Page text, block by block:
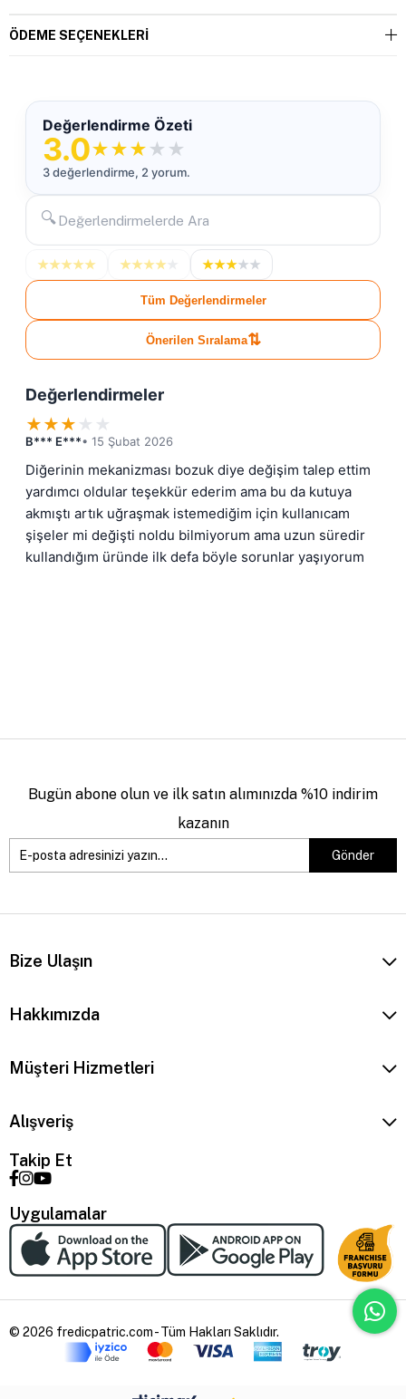
ÖDEME SEÇENEKLERI
Değerlendirme Özeti
3.0★★★ ★ ★
3 değerlendirme, 2 yorum.
🔍
★★★★★ ★★★★ ★★★★★
Tüm Değerlendirmeler
Önerilen Sıralama⇅
Değerlendirmeler
★★★ ★ ★
B*** E***• 15 Şubat 2026
Diğerinin mekanizması bozuk diye değişim talep ettim
yardımcı oldular teşekkür ederim ama bu da kutuya
akmıştı artık uğraşmak istemediğim için kullanıcam
şişeler mi değişti noldu bilmiyorum ama uzun süredir
kullandığım üründe ilk defa böyle sorunlar yaşıyorum
Bugün abone olun ve ilk satın alımınızda %10 indirim
kazanın
Gönder
Bize Ulaşın
Hakkımızda
Müşteri Hizmetleri
Alışveriş
Takip Et
Uygulamalar
© 2026 fredicpatric.com - Tüm Hakları Saklıdır.